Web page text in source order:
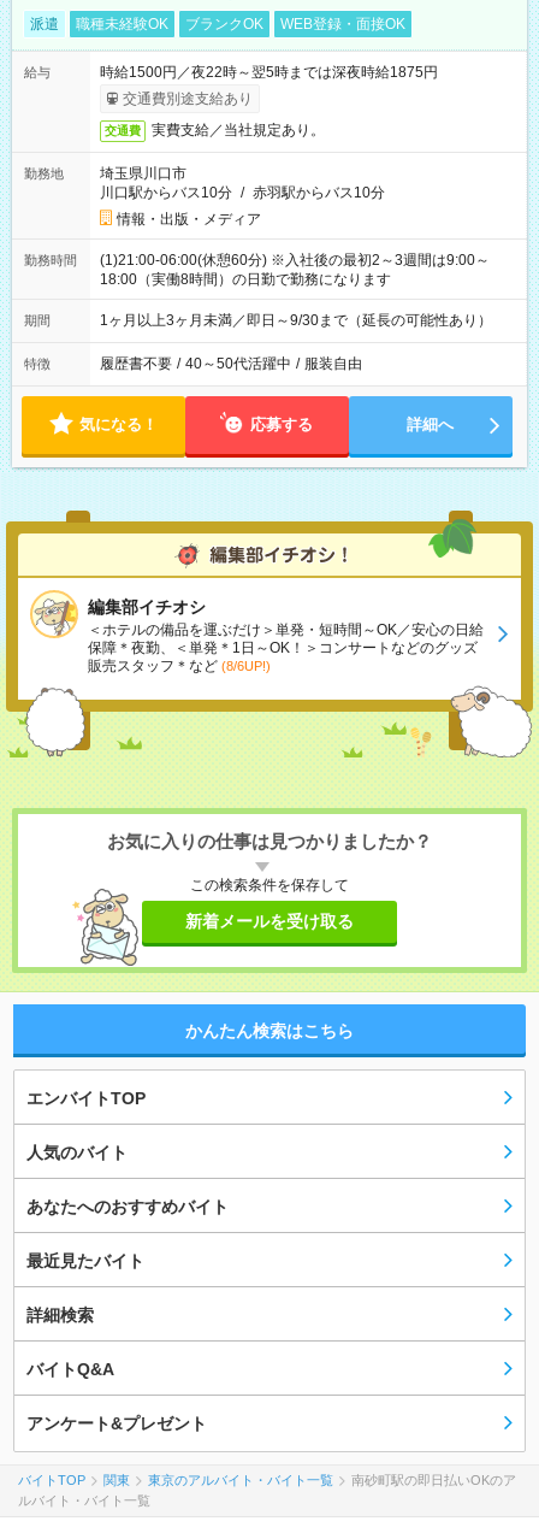
派遣 職種未経験OK ブランクOK WEB登録・面接OK
給与
時給1500円／夜22時～翌5時までは深夜時給1875円
交通費別途支給あり
交通費 実費支給／当社規定あり。
勤務地
埼玉県川口市
川口駅からバス10分 / 赤羽駅からバス10分
情報・出版・メディア
勤務時間
(1)21:00-06:00(休憩60分) ※入社後の最初2～3週間は9:00～
18:00（実働8時間）の日勤で勤務になります
期間 1ヶ月以上3ヶ月未満／即日～9/30まで（延長の可能性あり）
特徴 履歴書不要 / 40～50代活躍中 / 服装自由
気になる！ 応募する 詳細へ
編集部イチオシ
＜ホテルの備品を運ぶだけ＞単発・短時間～OK／安心の日給
保障＊夜勤、＜単発＊1日～OK！＞コンサートなどのグッズ
販売スタッフ＊など (8/6UP!)
お気に入りの仕事は見つかりましたか？
この検索条件を保存して
新着メールを受け取る
かんたん検索はこちら
エンバイトTOP
人気のバイト
あなたへのおすすめバイト
最近見たバイト
詳細検索
バイトQ&A
アンケート&プレゼント
バイトTOP 関東 東京のアルバイト・バイト一覧
南砂町駅の即日払いOKのア
ルバイト・バイト一覧